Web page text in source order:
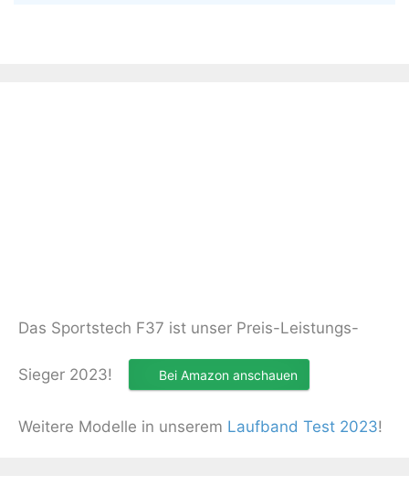
Das Sportstech F37 ist unser Preis-Leistungs-
Sieger 2023! Bei Amazon anschauen
Weitere Modelle in unserem Laufband Test 2023!